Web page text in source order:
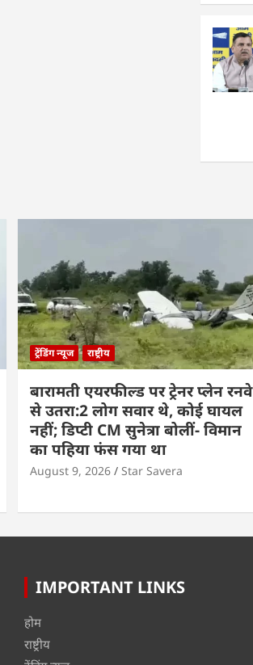
ट्रेंडिंग न्यूज राष्ट्रीय
बारामती एयरफील्ड पर ट्रेनर प्लेन रनवे
से उतरा:2 लोग सवार थे, कोई घायल
नहीं; डिप्टी CM सुनेत्रा बोलीं- विमान
का पहिया फंस गया था
August 9, 2026 Star Savera
IMPORTANT LINKS
होम
राष्ट्रीय